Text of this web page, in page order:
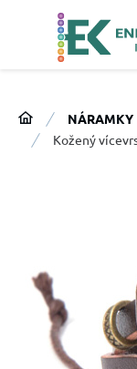
NÁRAMKY
Kožený